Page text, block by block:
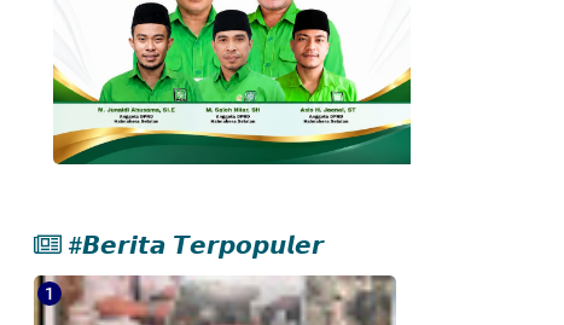
#𝘽𝙚𝙧𝙞𝙩𝙖 𝙏𝙚𝙧𝙥𝙤𝙥𝙪𝙡𝙚𝙧